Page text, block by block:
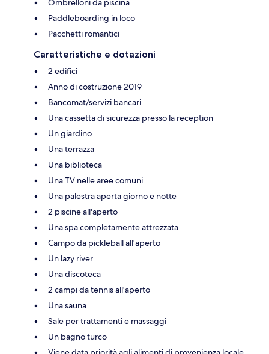
Ombrelloni da piscina
Paddleboarding in loco
Pacchetti romantici
Caratteristiche e dotazioni
2 edifici
Anno di costruzione 2019
Bancomat/servizi bancari
Una cassetta di sicurezza presso la reception
Un giardino
Una terrazza
Una biblioteca
Una TV nelle aree comuni
Una palestra aperta giorno e notte
2 piscine all'aperto
Una spa completamente attrezzata
Campo da pickleball all'aperto
Un lazy river
Una discoteca
2 campi da tennis all'aperto
Una sauna
Sale per trattamenti e massaggi
Un bagno turco